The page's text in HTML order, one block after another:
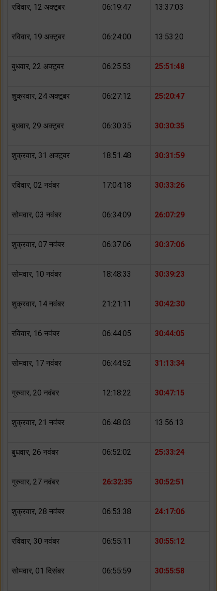
रविवार, 12 अक्टूबर 06:19:47 13:37:03
रविवार, 19 अक्टूबर 06:24:00 13:53:20
बुधवार, 22 अक्टूबर 06:25:53 25:51:48
शुक्रवार, 24 अक्टूबर 06:27:12 25:20:47
बुधवार, 29 अक्टूबर 06:30:35 30:30:35
शुक्रवार, 31 अक्टूबर 18:51:48 30:31:59
रविवार, 02 नवंबर 17:04:18 30:33:26
सोमवार, 03 नवंबर 06:34:09 26:07:29
शुक्रवार, 07 नवंबर 06:37:06 30:37:06
सोमवार, 10 नवंबर 18:48:33 30:39:23
शुक्रवार, 14 नवंबर 21:21:11 30:42:30
रविवार, 16 नवंबर 06:44:05 30:44:05
सोमवार, 17 नवंबर 06:44:52 31:13:34
गुरुवार, 20 नवंबर 12:18:22 30:47:15
शुक्रवार, 21 नवंबर 06:48:03 13:56:13
बुधवार, 26 नवंबर 06:52:02 25:33:24
गुरुवार, 27 नवंबर 26:32:35 30:52:51
शुक्रवार, 28 नवंबर 06:53:38 24:17:06
रविवार, 30 नवंबर 06:55:11 30:55:12
सोमवार, 01 दिसंबर 06:55:59 30:55:58